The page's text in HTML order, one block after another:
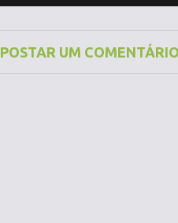
POSTAR UM